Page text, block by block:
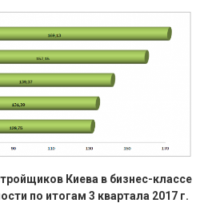
Киева в бизнес-классе
по итогам 3 квартала 2017 г.